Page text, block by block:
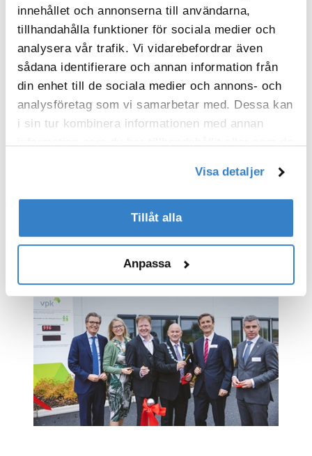
innehållet och annonserna till användarna,
tillhandahålla funktioner för sociala medier och
analysera vår trafik. Vi vidarebefordrar även
sådana identifierare och annan information från
din enhet till de sociala medier och annons- och
analysföretag som vi samarbetar med. Dessa kan
i sin tur kombinera informationen med annan
information som du har tillhandahållit eller som de
Visa detaljer
Tillåt alla
Anpassa
Sep 27, 2022